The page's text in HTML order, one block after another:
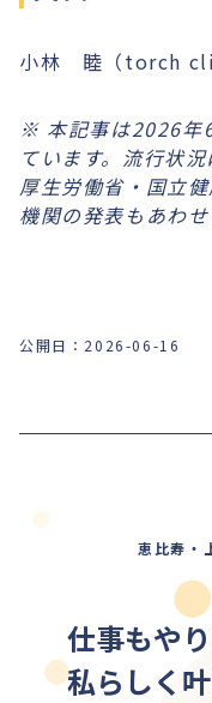
小林 睦（torch
※ 本記事は2026年
ています。流行状
厚生労働省・国立
機関の発表もあわせ
公開日： 2026-06-16
恵比寿・
仕事もや
私らしく